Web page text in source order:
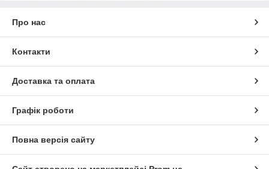
Про нас
Контакти
Доставка та оплата
Графік роботи
Повна версія сайту